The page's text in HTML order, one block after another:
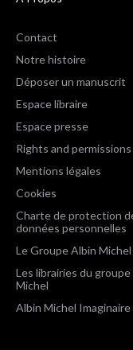
Contact
Notre histoire
Déposer un manuscrit
Espace libraire
Espace presse
Rights and permissions
Mentions légales
Cookies
Charte de protection
données personnelles
Le Groupe Albin Michel
Les librairies du groupe
Michel
Albin Michel Imaginaire